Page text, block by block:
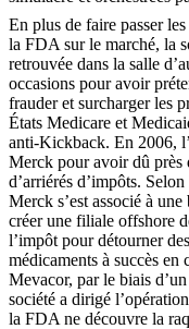
En plus de faire passer
la FDA sur le marché, la
retrouvée dans la salle
occasions pour avoir
frauder et surcharger les
États Medicare et
anti-Kickback. En 2006,
Merck pour avoir dû près
d’arriérés d’impôts.
Merck s’est associé à
créer une filiale offshore
l’impôt pour détourner
médicaments à succès en
Mevacor, par le biais
société a dirigé
la FDA ne découvre la